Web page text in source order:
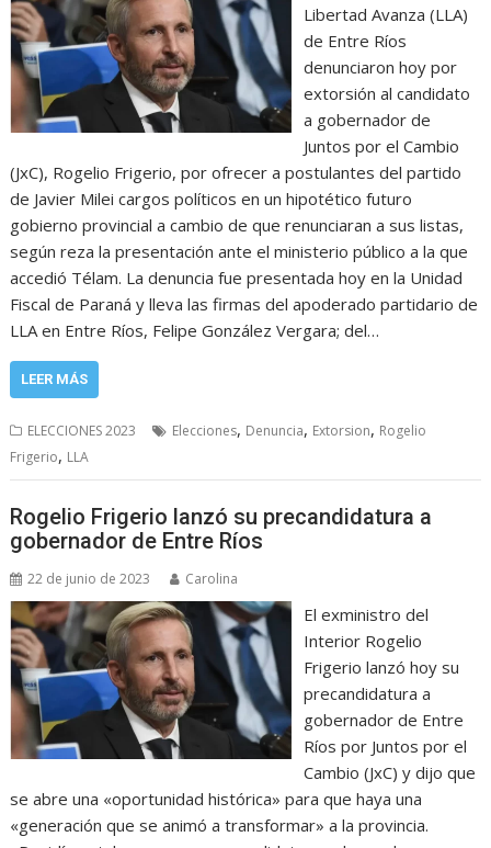
Libertad Avanza (LLA)
de Entre Ríos
denunciaron hoy por
extorsión al candidato
a gobernador de
Juntos por el Cambio
(JxC), Rogelio Frigerio, por ofrecer a postulantes del partido
de Javier Milei cargos políticos en un hipotético futuro
gobierno provincial a cambio de que renunciaran a sus listas,
según reza la presentación ante el ministerio público a la que
accedió Télam. La denuncia fue presentada hoy en la Unidad
Fiscal de Paraná y lleva las firmas del apoderado partidario de
LLA en Entre Ríos, Felipe González Vergara; del…
LEER MÁS
ELECCIONES 2023 Elecciones, Denuncia, Extorsion, Rogelio
Frigerio, LLA
Rogelio Frigerio lanzó su precandidatura a
gobernador de Entre Ríos
22 de junio de 2023 Carolina
El exministro del
Interior Rogelio
Frigerio lanzó hoy su
precandidatura a
gobernador de Entre
Ríos por Juntos por el
Cambio (JxC) y dijo que
se abre una «oportunidad histórica» para que haya una
«generación que se animó a transformar» a la provincia.